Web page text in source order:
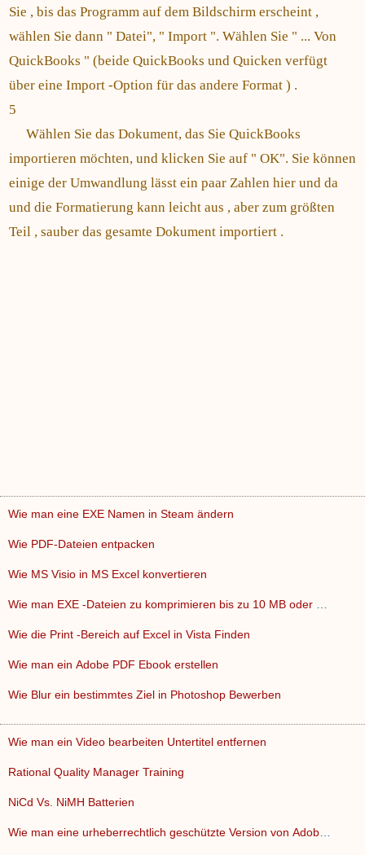
Sie , bis das Programm auf dem Bildschirm erscheint ,
wählen Sie dann " Datei", " Import ". Wählen Sie " ... Von
QuickBooks " (beide QuickBooks und Quicken verfügt
über eine Import -Option für das andere Format ) .
5
Wählen Sie das Dokument, das Sie QuickBooks
importieren möchten, und klicken Sie auf " OK". Sie können
einige der Umwandlung lässt ein paar Zahlen hier und da
und die Formatierung kann leicht aus , aber zum größten
Teil , sauber das gesamte Dokument importiert .
Wie man eine EXE Namen in Steam ändern
Wie PDF-Dateien entpacken
Wie MS Visio in MS Excel konvertieren
Wie die Print -Bereich auf Excel in Vista Finden
Wie man ein Adobe PDF Ebook erstellen
Wie Blur ein bestimmtes Ziel in Photoshop Bewerben
Wie man ein Video bearbeiten Untertitel entfernen
Rational Quality Manager Training
NiCd Vs. NiMH Batterien